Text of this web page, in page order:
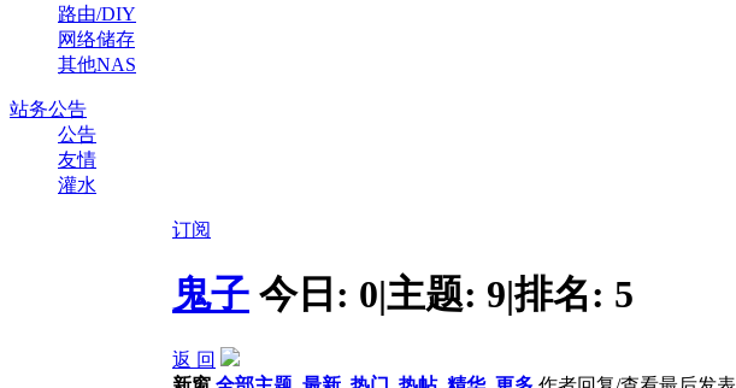
路由/DIY
网络储存
其他NAS
站务公告
公告
友情
灌水
订阅
鬼子 今日: 0|主题: 9|排名: 5
返 回